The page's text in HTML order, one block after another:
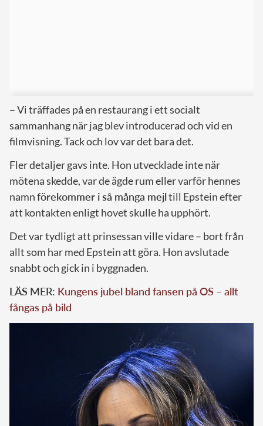
– Vi träffades på en restaurang i ett socialt
sammanhang när jag blev introducerad och vid en
filmvisning. Tack och lov var det bara det.
Fler detaljer gavs inte. Hon utvecklade inte när
mötena skedde, var de ägde rum eller varför hennes
namnförekommer i så många mejltill Epstein efter
att kontakten enligt hovet skulle ha upphört.
Det var tydligt att prinsessan ville vidare – bort från
allt som har med Epstein att göra. Hon avslutade
snabbt och gick in i byggnaden.
LÄS MER: Kungens jubel bland fansen på OS – allt
fångas på bild